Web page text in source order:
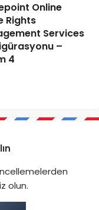
Online
Rights
Services
–
4
olun.